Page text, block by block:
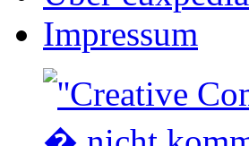
Impressum